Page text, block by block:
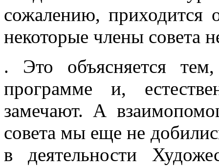
сожалению, приходится
некоторые члены совета
. Это объясняется
программе и,
замечают. А
совета мы еще не
в дея­тельности